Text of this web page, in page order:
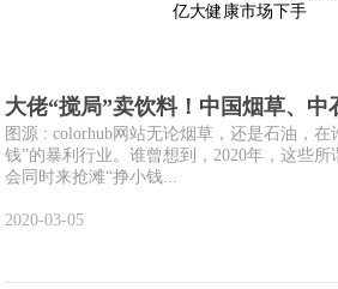
大佬“搅局”卖饮料！中国烟草、中
图源 : colorhub网站无论烟草，还是石油，在
钱”的暴利行业。谁曾想到，2020年，这些
会同时来抢滩“挣小钱...
2020-03-05